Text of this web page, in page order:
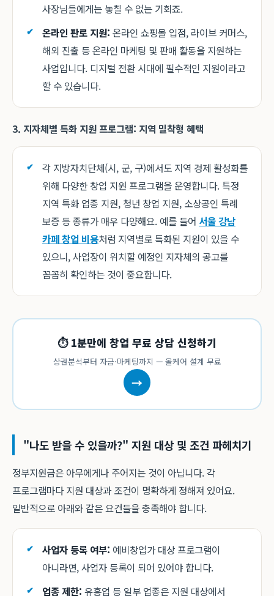
사장님들에게는 놓칠 수 없는 기회죠.
온라인 판로 지원: 온라인 쇼핑몰 입점, 라이브 커머스,
해외 진출 등 온라인 마케팅 및 판매 활동을 지원하는
사업입니다. 디지털 전환 시대에 필수적인 지원이라고
할 수 있습니다.
3. 지자체별 특화 지원 프로그램: 지역 밀착형 혜택
각 지방자치단체(시, 군, 구)에서도 지역 경제 활성화를
위해 다양한 창업 지원 프로그램을 운영합니다. 특정
지역 특화 업종 지원, 청년 창업 지원, 소상공인 특례
보증 등 종류가 매우 다양해요. 예를 들어 서울 강남
카페 창업 비용처럼 지역별로 특화된 지원이 있을 수
있으니, 사업장이 위치할 예정인 지자체의 공고를
꼼꼼히 확인하는 것이 중요합니다.
⏱ 1분만에 창업 무료 상담 신청하기
상권분석부터 자금·마케팅까지 — 올케어 설계 무료
→
"나도 받을 수 있을까?" 지원 대상 및 조건 파헤치기
정부지원금은 아무에게나 주어지는 것이 아닙니다. 각
프로그램마다 지원 대상과 조건이 명확하게 정해져 있어요.
일반적으로 아래와 같은 요건들을 충족해야 합니다.
사업자 등록 여부: 예비창업가 대상 프로그램이
아니라면, 사업자 등록이 되어 있어야 합니다.
업종 제한: 유흥업 등 일부 업종은 지원 대상에서